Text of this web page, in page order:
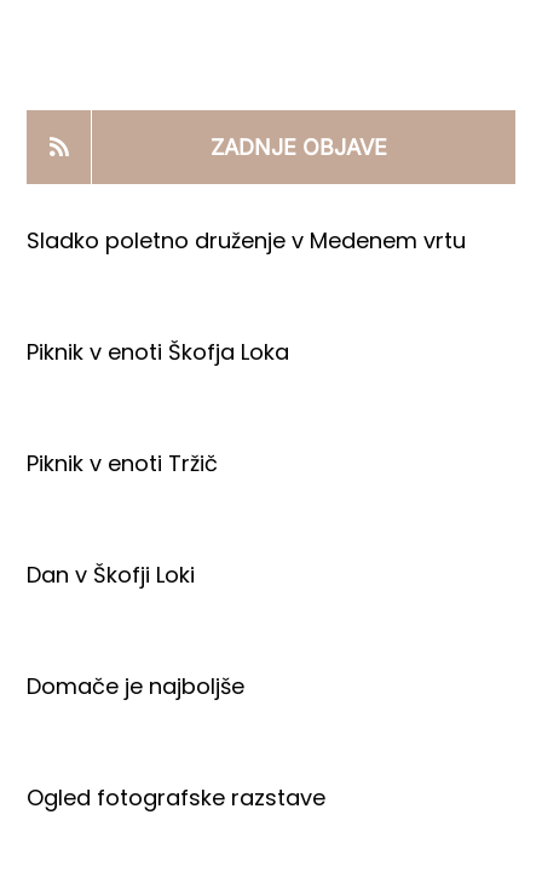
PRODAJNI IZDELKI
AKTUALNO
ZADNJE OBJAVE
Sladko poletno druženje v Medenem vrtu
Piknik v enoti Škofja Loka
Piknik v enoti Tržič
Dan v Škofji Loki
Domače je najboljše
Ogled fotografske razstave